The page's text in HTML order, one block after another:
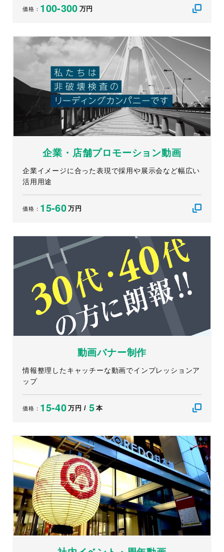
価格： 100-300 万円
企業・店舗プロモーション動画
企業イメージに合った表現で採用や展示会など幅広い
活用用途
価格： 15-60 万円
動画バナー制作
情報整理したキャッチーな動画でインプレッションア
ップ
価格： 15-40 万円 /5 本